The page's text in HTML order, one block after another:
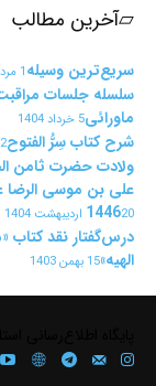
▱آخرین مطالب
سریع‌ترین وسیله1 مرداد 1405
سلسله جلسات
ماورائی5 خرداد 1404
شرح کتاب سِرُّ الفتوح2 خرداد 1404
ولادت حضرت ثامن
علی بن موسی الرضا
144620 اردیبهشت 1404
درس‌گفتار نقد کتاب
الهیه»15 بهمن 1403